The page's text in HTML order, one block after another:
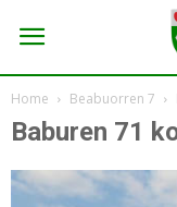
Home Beabuorren 7
Baburen 71